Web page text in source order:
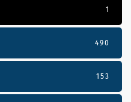
1
490
153